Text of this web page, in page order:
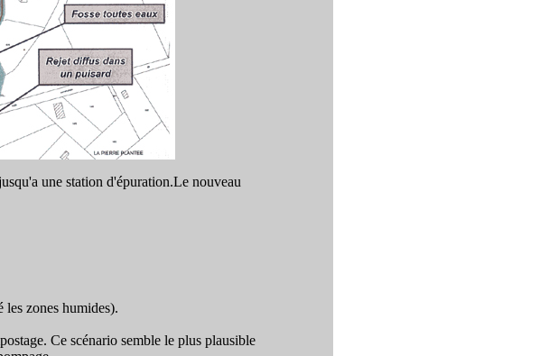
une station d'épuration.Le nouveau
zones humides).
Ce scénario semble le plus plausible